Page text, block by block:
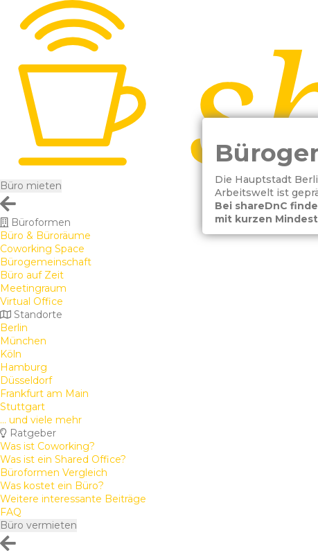
Büro mieten
Büroformen
Büro & Büroräume
Coworking Space
Bürogemeinschaft
Büro auf Zeit
Meetingraum
Virtual Office
Standorte
Berlin
München
Köln
Hamburg
Düsseldorf
Frankfurt am Main
Stuttgart
... und viele mehr
Ratgeber
Was ist Coworking?
Was ist ein Shared Office?
Büroformen Vergleich
Was kostet ein Büro?
Weitere interessante Beiträge
FAQ
Büro vermieten
Die Hauptstadt
Arbeitswelt ist
Bei shareDnC
mit kurzen